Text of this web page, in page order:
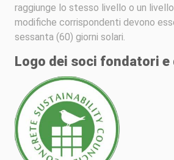
raggiunge lo stesso livello o un
modifiche corrispondenti devono
sessanta (60) giorni solari.
Logo dei soci fondatori e